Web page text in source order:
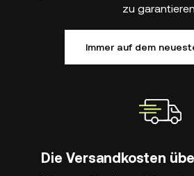
zu garantieren.
Immer auf dem
Die Versandkosten